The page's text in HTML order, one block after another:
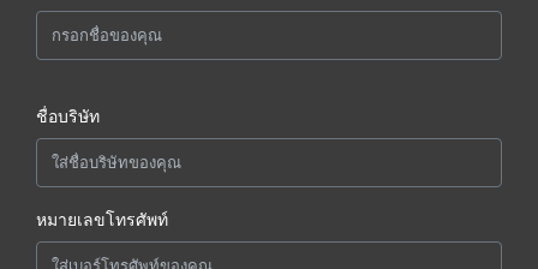
ชื่อบริษัท
หมายเลขโทรศัพท์